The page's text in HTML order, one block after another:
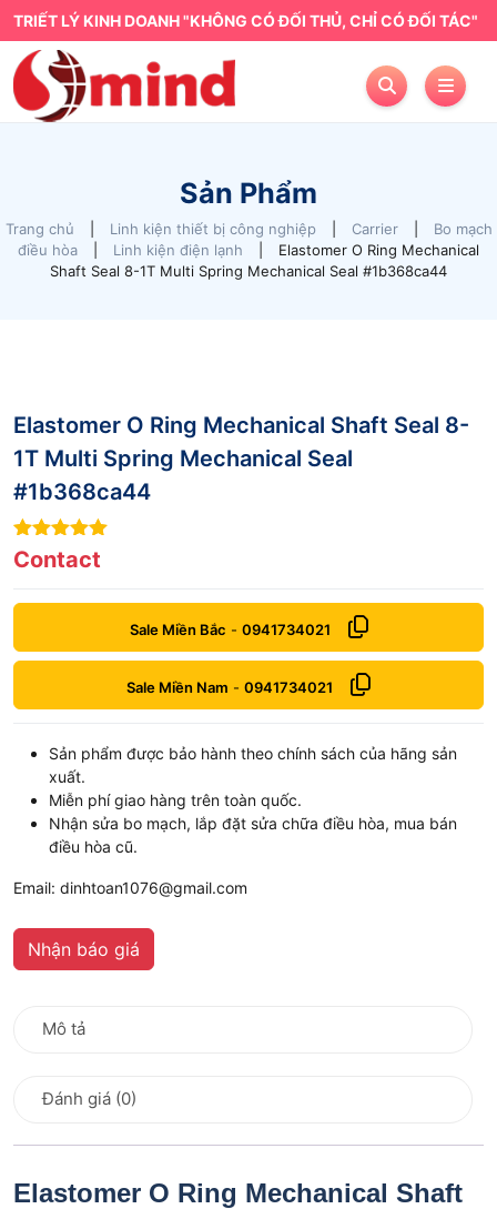
TRIẾT LÝ KINH DOANH "KHÔNG CÓ ĐỐI THỦ, CHỈ CÓ ĐỐI TÁC"
Sản Phẩm
Trang chủ Linh kiện thiết bị công nghiệp Carrier
Bo mạch
điều hòa
Linh kiện điện lạnh
Elastomer O Ring Mechanical
Shaft Seal 8-1T Multi Spring Mechanical Seal #1b368ca44
Elastomer O Ring Mechanical Shaft Seal 8-
1T Multi Spring Mechanical Seal
#1b368ca44
9out of 5
Contact
Sale Miền Bắc - 0941734021
Sale Miền Nam - 0941734021
Sản phẩm được bảo hành theo chính sách của hãng sản
xuất.
Miễn phí giao hàng trên toàn quốc.
Nhận sửa bo mạch, lắp đặt sửa chữa điều hòa, mua bán
điều hòa cũ.
Email: dinhtoan1076@gmail.com
Nhận báo giá
Mô tả
Đánh giá (0)
Elastomer O Ring Mechanical Shaft